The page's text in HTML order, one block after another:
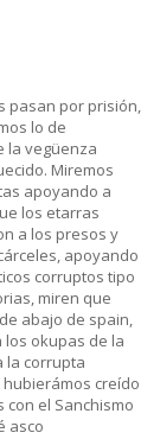
pasan por prisión,
lo de
la vegüenza
Miremos
apoyando a
los etarras
a los presos y
apoyando
corruptos tipo
miren que
abajo de spain,
los okupas de la
la corrupta
creído
el Sanchismo
asco